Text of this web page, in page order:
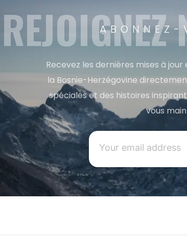
ABONNEZ-
Recevez les dernières mises à
la Bosnie-Herzégovine
spéciales et des histoires
vous